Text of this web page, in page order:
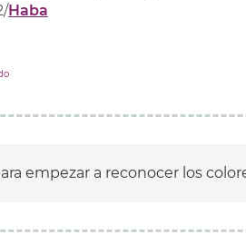
/Haba
empezar a reconocer los